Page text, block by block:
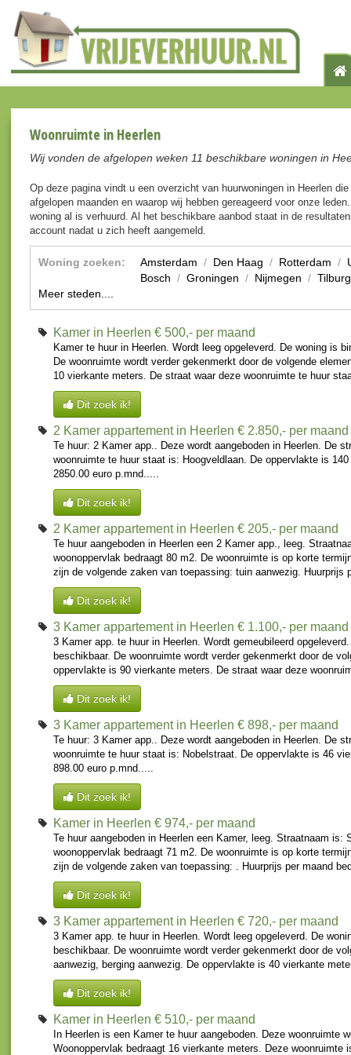
Woonruimte in Heerlen
Wij vonden de afgelopen weken 11 beschikbare woningen in
Op deze pagina vindt u een overzicht van huurwoningen in Heerlen
afgelopen maanden en waarop wij hebben gereageerd voor onze
woning al is verhuurd. Al het beschikbare aanbod staat in de
account nadat u zich heeft aangemeld.
Woning zoeken: Amsterdam / Den Haag / Rotterdam /
Bosch / Groningen / Nijmegen / Tilburg
Meer steden....
Kamer in Heerlen € 500,- per maand
Kamer te huur in Heerlen. Wordt leeg opgeleverd. De woning is
De woonruimte wordt verder gekenmerkt door de volgende
10 vierkante meters. De straat waar deze woonruimte te huur
Dit zoek ik!
2 Kamer appartement in Heerlen € 2.850,- per maand
Te huur: 2 Kamer app.. Deze wordt aangeboden in Heerlen. De
woonruimte te huur staat is: Hoogveldlaan. De oppervlakte is
2850.00 euro p.mnd.....
Dit zoek ik!
2 Kamer appartement in Heerlen € 205,- per maand
Te huur aangeboden in Heerlen een 2 Kamer app., leeg.
woonoppervlak bedraagt 80 m2. De woonruimte is op korte
zijn de volgende zaken van toepassing: tuin aanwezig. Huurprijs
Dit zoek ik!
3 Kamer appartement in Heerlen € 1.100,- per maand
3 Kamer app. te huur in Heerlen. Wordt gemeubileerd
beschikbaar. De woonruimte wordt verder gekenmerkt door de
oppervlakte is 90 vierkante meters. De straat waar deze
Dit zoek ik!
3 Kamer appartement in Heerlen € 898,- per maand
Te huur: 3 Kamer app.. Deze wordt aangeboden in Heerlen. De
woonruimte te huur staat is: Nobelstraat. De oppervlakte is 46
898.00 euro p.mnd.....
Dit zoek ik!
Kamer in Heerlen € 974,- per maand
Te huur aangeboden in Heerlen een Kamer, leeg. Straatnaam is:
woonoppervlak bedraagt 71 m2. De woonruimte is op korte
zijn de volgende zaken van toepassing: . Huurprijs per maand
Dit zoek ik!
3 Kamer appartement in Heerlen € 720,- per maand
3 Kamer app. te huur in Heerlen. Wordt leeg opgeleverd. De
beschikbaar. De woonruimte wordt verder gekenmerkt door de
aanwezig, berging aanwezig. De oppervlakte is 40 vierkante
Dit zoek ik!
Kamer in Heerlen € 510,- per maand
In Heerlen is een Kamer te huur aangeboden. Deze woonruimte
Woonoppervlak bedraagt 16 vierkante meters. Deze woonruimte